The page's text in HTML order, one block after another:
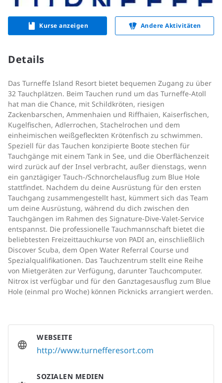
Kurse anzeigen Andere Aktivitäten
Details
Das Turneffe Island Resort bietet bequemen Zugang zu über
32 Tauchplätzen. Beim Tauchen rund um das Turneffe-Atoll
hat man die Chance, mit Schildkröten, riesigen
Zackenbarschen, Ammenhaien und Riffhaien, Kaiserfischen,
Kugelfischen, Adlerrochen, Stachelrochen und dem
einheimischen weißgefleckten Krötenfisch zu schwimmen.
Speziell für das Tauchen konzipierte Boote stechen für
Tauchgänge mit einem Tank in See, und die Oberflächenzeit
wird zurück auf der Insel verbracht, außer dienstags, wenn
ein ganztägiger Tauch-/Schnorchelausflug zum Blue Hole
stattfindet. Nachdem du deine Ausrüstung für den ersten
Tauchgang zusammengestellt hast, kümmert sich das Team
um deine Ausrüstung, während du dich zwischen den
Tauchgängen im Rahmen des Signature-Dive-Valet-Service
entspannst. Die professionelle Tauchmannschaft bietet die
beliebtesten Freizeittauchkurse von PADI an, einschließlich
Discover Scuba, dem Open Water Referral Course und
Spezialqualifikationen. Das Tauchzentrum stellt eine Reihe
von Mietgeräten zur Verfügung, darunter Tauchcomputer.
Nitrox ist verfügbar und für den Ganztagesausflug zum Blue
Hole (einmal pro Woche) können Picknicks arrangiert werden.
WEBSEITE
http://www.turnefferesort.com
SOZIALEN MEDIEN